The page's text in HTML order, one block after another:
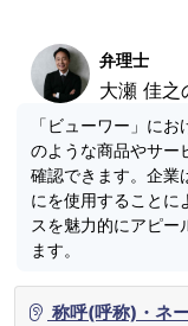
弁理士
大瀬 佳之
「ビューワー」に
のような商品やサー
確認できます。企業
にを使用することに
スを魅力的にアピー
ます。
称呼(呼称)・ネ